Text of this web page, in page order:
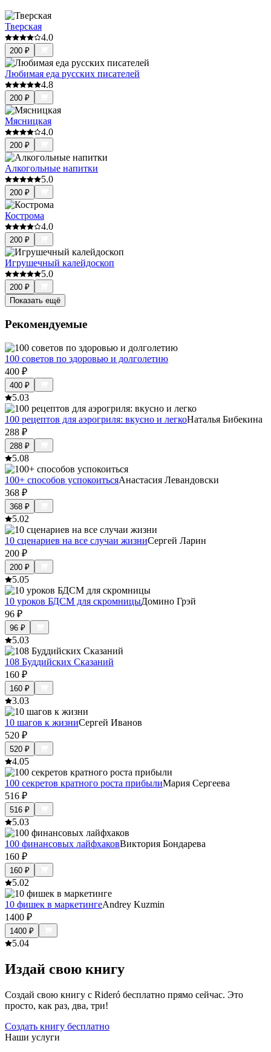
Тверская
4.0
200 ₽
Любимая еда русских писателей
4.8
200 ₽
Мясницкая
4.0
200 ₽
Алкогольные напитки
5.0
200 ₽
Кострома
4.0
200 ₽
Игрушечный калейдоскоп
5.0
200 ₽
Показать ещё
Рекомендуемые
100 советов по здоровью и долголетию
400 ₽
400 ₽
5.03
100 рецептов для аэрогриля: вкусно и легкоНаталья Бибекина
288 ₽
288 ₽
5.08
100+ способов успокоитьсяАнастасия Левандовски
368 ₽
368 ₽
5.02
10 сценариев на все случаи жизниСергей Ларин
200 ₽
200 ₽
5.05
10 уроков БДСМ для скромницыДомино Грэй
96 ₽
96 ₽
5.03
108 Буддийских Сказаний
160 ₽
160 ₽
3.03
10 шагов к жизниСергей Иванов
520 ₽
520 ₽
4.05
100 секретов кратного роста прибылиМария Сергеева
516 ₽
516 ₽
5.03
100 финансовых лайфхаковВиктория Бондарева
160 ₽
160 ₽
5.02
10 фишек в маркетингеAndrey Kuzmin
1400 ₽
1400 ₽
5.04
Издай свою книгу
Создай свою книгу с Rideró бесплатно прямо сейчас. Это
просто, как раз, два, три!
Создать книгу бесплатно
Наши услуги